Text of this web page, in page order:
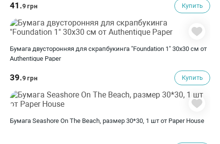
41.9 грн Купить
Бумага двусторонняя для скрапбукинга "Foundation 1" 30х30 см от
Authentique Paper
39.9 грн Купить
Бумага Seashore On The Beach, размер 30*30, 1 шт от Paper House